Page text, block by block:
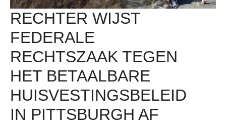
RECHTER WIJST
FEDERALE
RECHTSZAAK TEGEN
HET BETAALBARE
HUISVESTINGSBELEID
IN PITTSBURGH AF